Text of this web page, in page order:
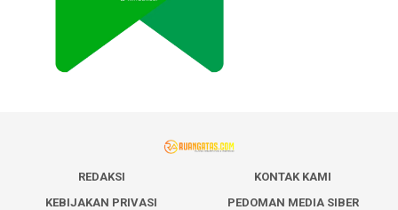
REDAKSI
KONTAK KAMI
KEBIJAKAN PRIVASI
PEDOMAN MEDIA SIBER